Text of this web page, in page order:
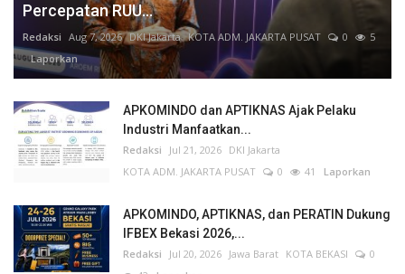
Percepatan RUU...
Redaksi Aug 7, 2026 DKI Jakarta KOTA ADM. JAKARTA PUSAT 0
5
Laporkan
APKOMINDO dan APTIKNAS Ajak Pelaku
Industri Manfaatkan...
Redaksi Jul 21, 2026 DKI Jakarta
KOTA ADM. JAKARTA PUSAT
0 41 Laporkan
APKOMINDO, APTIKNAS, dan PERATIN Dukung
IFBEX Bekasi 2026,...
Redaksi Jul 20, 2026 Jawa Barat KOTA BEKASI
0